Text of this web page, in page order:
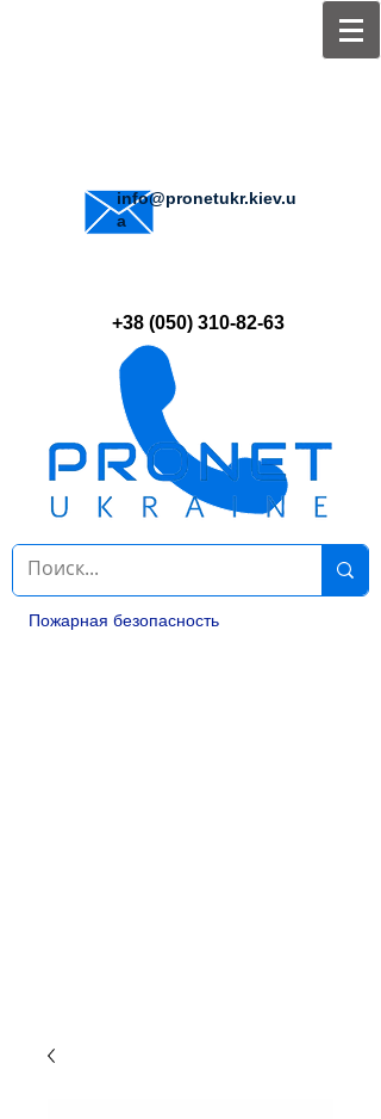
info@pronetukr.kiev.u
a
+38 (050) 310-82-63
Пожарная безопасность